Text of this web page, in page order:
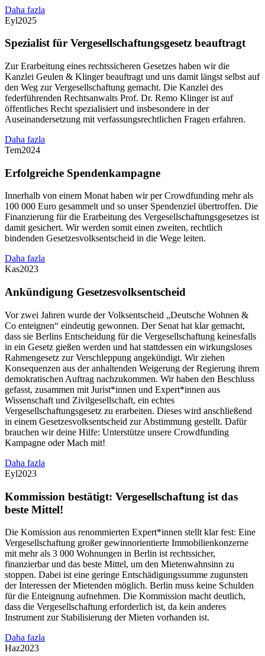
Daha fazla
Eyl2025
Spezialist für Vergesellschaftungsgesetz beauftragt
Zur Erarbeitung eines rechtssicheren Gesetzes haben wir die
Kanzlei Geulen & Klinger beauftragt und uns damit längst selbst auf
den Weg zur Vergesellschaftung gemacht. Die Kanzlei des
federführenden Rechtsanwalts Prof. Dr. Remo Klinger ist auf
öffentliches Recht spezialisiert und insbesondere in der
Auseinandersetzung mit verfassungsrechtlichen Fragen erfahren.
Daha fazla
Tem2024
Erfolgreiche Spendenkampagne
Innerhalb von einem Monat haben wir per Crowdfunding mehr als
100 000 Euro gesammelt und so unser Spendenziel übertroffen. Die
Finanzierung für die Erarbeitung des Vergesellschaftungsgesetzes ist
damit gesichert. Wir werden somit einen zweiten, rechtlich
bindenden Gesetzesvolksentscheid in die Wege leiten.
Daha fazla
Kas2023
Ankündigung Gesetzesvolksentscheid
Vor zwei Jahren wurde der Volksentscheid „Deutsche Wohnen &
Co enteignen“ eindeutig gewonnen. Der Senat hat klar gemacht,
dass sie Berlins Entscheidung für die Vergesellschaftung keinesfalls
in ein Gesetz gießen werden und hat stattdessen ein wirkungsloses
Rahmengesetz zur Verschleppung angekündigt. Wir ziehen
Konsequenzen aus der anhaltenden Weigerung der Regierung ihrem
demokratischen Auftrag nachzukommen. Wir haben den Beschluss
gefasst, zusammen mit Jurist*innen und Expert*innen aus
Wissenschaft und Zivilgesellschaft, ein echtes
Vergesellschaftungsgesetz zu erarbeiten. Dieses wird anschließend
in einem Gesetzesvolksentscheid zur Abstimmung gestellt. Dafür
brauchen wir deine Hilfe: Unterstütze unsere Crowdfunding
Kampagne oder Mach mit!
Daha fazla
Eyl2023
Kommission bestätigt: Vergesellschaftung ist das
beste Mittel!
Die Komission aus renommierten Expert*innen stellt klar fest: Eine
Vergesellschaftung großer gewinnorientierte Immobilienkonzerne
mit mehr als 3 000 Wohnungen in Berlin ist rechtssicher,
finanzierbar und das beste Mittel, um den Mietenwahnsinn zu
stoppen. Dabei ist eine geringe Entschädigungssumme zugunsten
der Interessen der Mietenden möglich. Berlin muss keine Schulden
für die Enteignung aufnehmen. Die Kommission macht deutlich,
dass die Vergesellschaftung erforderlich ist, da kein anderes
Instrument zur Stabilisierung der Mieten vorhanden ist.
Daha fazla
Haz2023